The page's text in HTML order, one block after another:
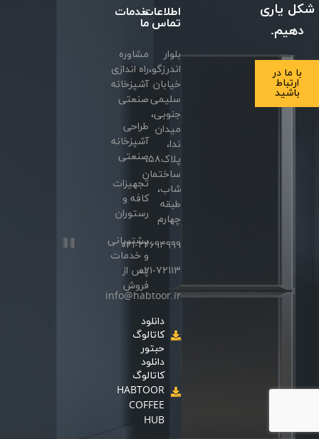
شکل یاری
دهیم.
با ما در
ارتباط
باشید
اطلاعات
تماس
بلوار
اندرزگو،
خیابان
سلیمی
جنوبی،
میدان
ندا،
پلاک۵۸،
ساختمان
شاب،
طبقه
چهارم
۰۲۱-۲۲۶۹۴۹۹۹
۰۲۱-۷۲۱۱۳
info@habtoor.ir
دانلود
کاتالوگ
حبتور
دانلود
کاتالوگ
HABTOOR
COFFEE
HUB
خدمات
ما
مشاوره
راه اندازی
آشپزخانه
صنعتی
طراحی
آشپزخانه
صنعتی
تجهیزات
کافه و
رستوران
پشتیبانی
و خدمات
پس از
فروش